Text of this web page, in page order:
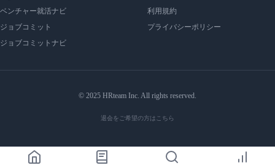
ベンチャー就活ナビ
ジョブコミット
ジョブコミットナビ
利用規約
プライバシーポリシー
© 2025 HRteam Inc. All rights reserved.
退会をご希望の方はこちら